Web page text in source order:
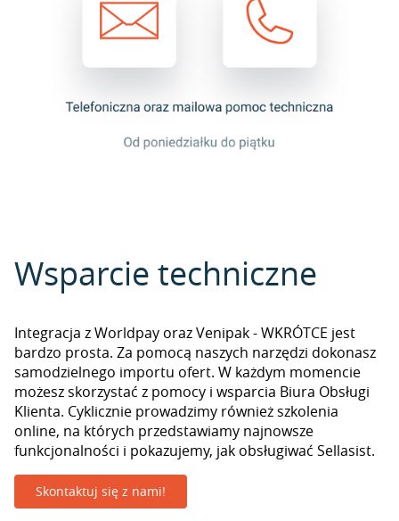
Wsparcie techniczne
Integracja z Worldpay oraz Venipak - WKRÓTCE jest
bardzo prosta. Za pomocą naszych narzędzi dokonasz
samodzielnego importu ofert. W każdym momencie
możesz skorzystać z pomocy i wsparcia Biura Obsługi
Klienta. Cyklicznie prowadzimy również szkolenia
online, na których przedstawiamy najnowsze
funkcjonalności i pokazujemy, jak obsługiwać Sellasist.
Skontaktuj się z nami!